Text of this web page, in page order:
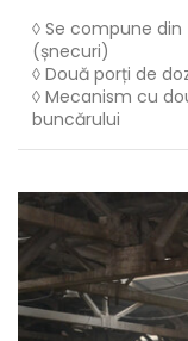
◊ Se compune
(șnecuri)
◊ Două porți de
◊ Mecanism cu
buncărului